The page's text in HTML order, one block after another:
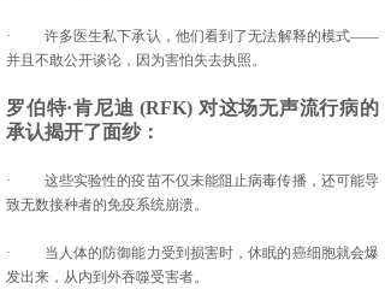
· 许多医生私下承认，他们看到了无法解释的模式——
并且不敢公开谈论，因为害怕失去执照。
罗伯特·肯尼迪 (RFK) 对这场无声流行病的
承认揭开了面纱：
· 这些实验性的疫苗不仅未能阻止病毒传播，还可能导
致无数接种者的免疫系统崩溃。
· 当人体的防御能力受到损害时，休眠的癌细胞就会爆
发出来，从内到外吞噬受害者。